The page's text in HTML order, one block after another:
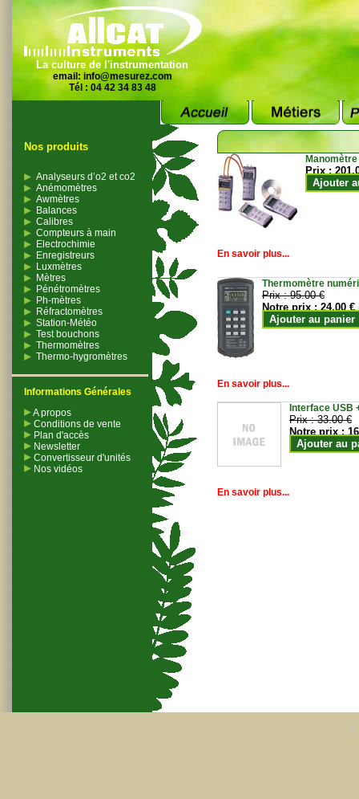
La culture de l'instrumentation
email: info@mesurez.com
Tél : 04 42 34 83 48
Nos produits
Analyseurs d’o2 et co2
Anémomètres
Awmètres
Balances
Calibres
Compteurs à main
Electrochimie
Enregistreurs
Luxmètres
Mètres
Pénétromètres
Ph-mètres
Réfractomètres
Station-Météo
Test bouchons
Thermomètres
Thermo-hygromètres
Informations Générales
A propos
Conditions de vente
Plan d'accès
Newsletter
Convertisseur d'unités
Nos vidéos
Prix :
Ajouter
En savoir plus...
Thermomètre
Prix :95.00 €
Notre prix :24.00 €
Ajouter au panier
En savoir plus...
Interface USB
Prix :33.00 €
Notre prix :
Ajouter au
En savoir plus...